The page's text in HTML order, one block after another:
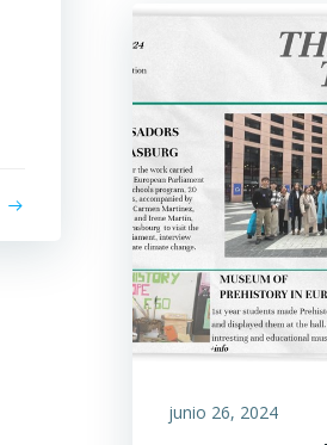
junio 26, 2024